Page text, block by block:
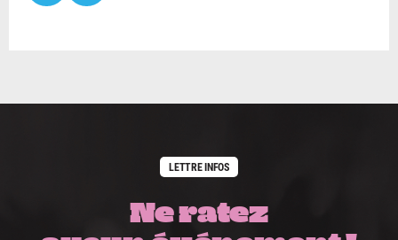
LETTRE INFOS
Ne ratez